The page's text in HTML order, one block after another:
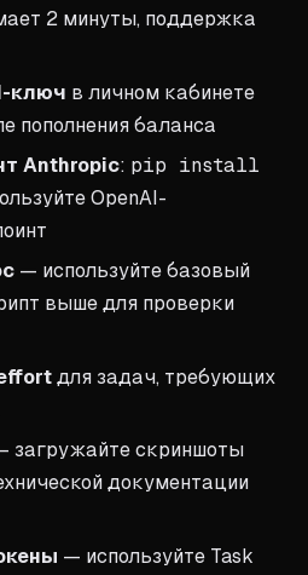
2 минуты, поддержка
ключ в личном кабинете
пополнения баланса
Anthropic: pip install
OpenAI-
— используйте базовый
выше для проверки
для задач, требующих
загружайте скриншоты
документации
— используйте Task